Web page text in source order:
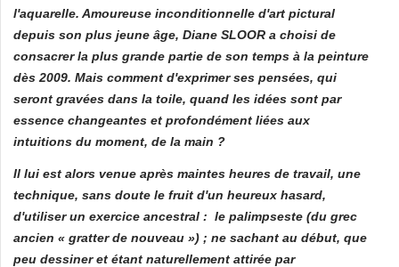
l'aquarelle. Amoureuse inconditionnelle d'art pictural
depuis son plus jeune âge, Diane SLOOR a choisi de
consacrer la plus grande partie de son temps à la peinture
dès 2009. Mais comment d'exprimer ses pensées, qui
seront gravées dans la toile, quand les idées sont par
essence changeantes et profondément liées aux
intuitions du moment, de la main ?
Il lui est alors venue après maintes heures de travail, une
technique, sans doute le fruit d'un heureux hasard,
d'utiliser un exercice ancestral : le palimpseste (du grec
ancien « gratter de nouveau ») ; ne sachant au début, que
peu dessiner et étant naturellement attirée par